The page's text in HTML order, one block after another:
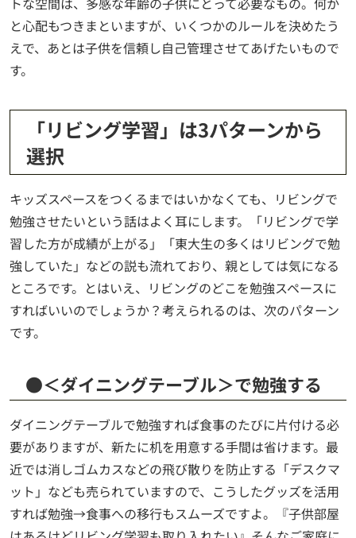
と心配もつきまといますが、いくつかのルールを決めたう
えで、あとは子供を信頼し自己管理させてあげたいもので
す。
「リビング学習」は3パターンから
選択
キッズスペースをつくるまではいかなくても、リビングで
勉強させたいという話はよく耳にします。「リビングで学
習した方が成績が上がる」「東大生の多くはリビングで勉
強していた」などの説も流れており、親としては気になる
ところです。とはいえ、リビングのどこを勉強スペースに
すればいいのでしょうか？考えられるのは、次のパターン
です。
●＜ダイニングテーブル＞で勉強する
ダイニングテーブルで勉強すれば食事のたびに片付ける必
要がありますが、新たに机を用意する手間は省けます。最
近では消しゴムカスなどの飛び散りを防止する「デスクマ
ット」なども売られていますので、こうしたグッズを活用
すれば勉強→食事への移行もスムーズですよ。『子供部屋